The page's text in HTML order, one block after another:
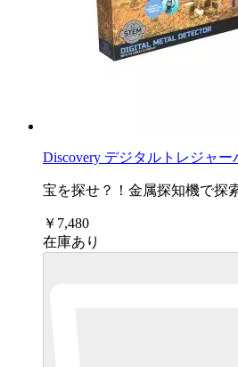
Discovery デジタルトレジャ
宝を探せ？！金属探知機で探
￥7,480
在庫あり